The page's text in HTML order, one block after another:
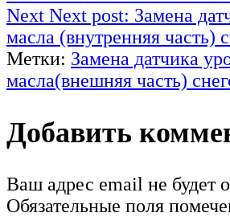
Next Next post: Замена
масла (внутренняя часть)
Метки: Замена датчика
масла(внешняя часть)
Добавить
Ваш адрес email не будет
Обязательные поля